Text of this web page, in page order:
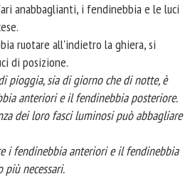
anabbaglianti, i fendinebbia e le luci
ruotare all'indietro la ghiera, si
di posizione.
pioggia, sia di giorno che di notte, è
anteriori e il fendinebbia posteriore.
dei loro fasci luminosi può abbagliare
i fendinebbia anteriori e il fendinebbia
necessari.